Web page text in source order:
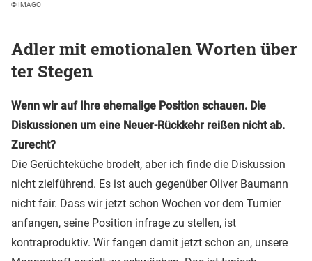
© IMAGO
Adler mit emotionalen Worten über
ter Stegen
Wenn wir auf Ihre ehemalige Position schauen. Die
Diskussionen um eine Neuer-Rückkehr reißen nicht ab.
Zurecht?
Die Gerüchteküche brodelt, aber ich finde die Diskussion
nicht zielführend. Es ist auch gegenüber Oliver Baumann
nicht fair. Dass wir jetzt schon Wochen vor dem Turnier
anfangen, seine Position infrage zu stellen, ist
kontraproduktiv. Wir fangen damit jetzt schon an, unsere